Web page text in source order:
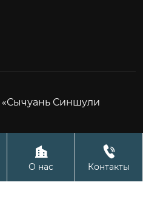
Синшули

О нас

Контакты